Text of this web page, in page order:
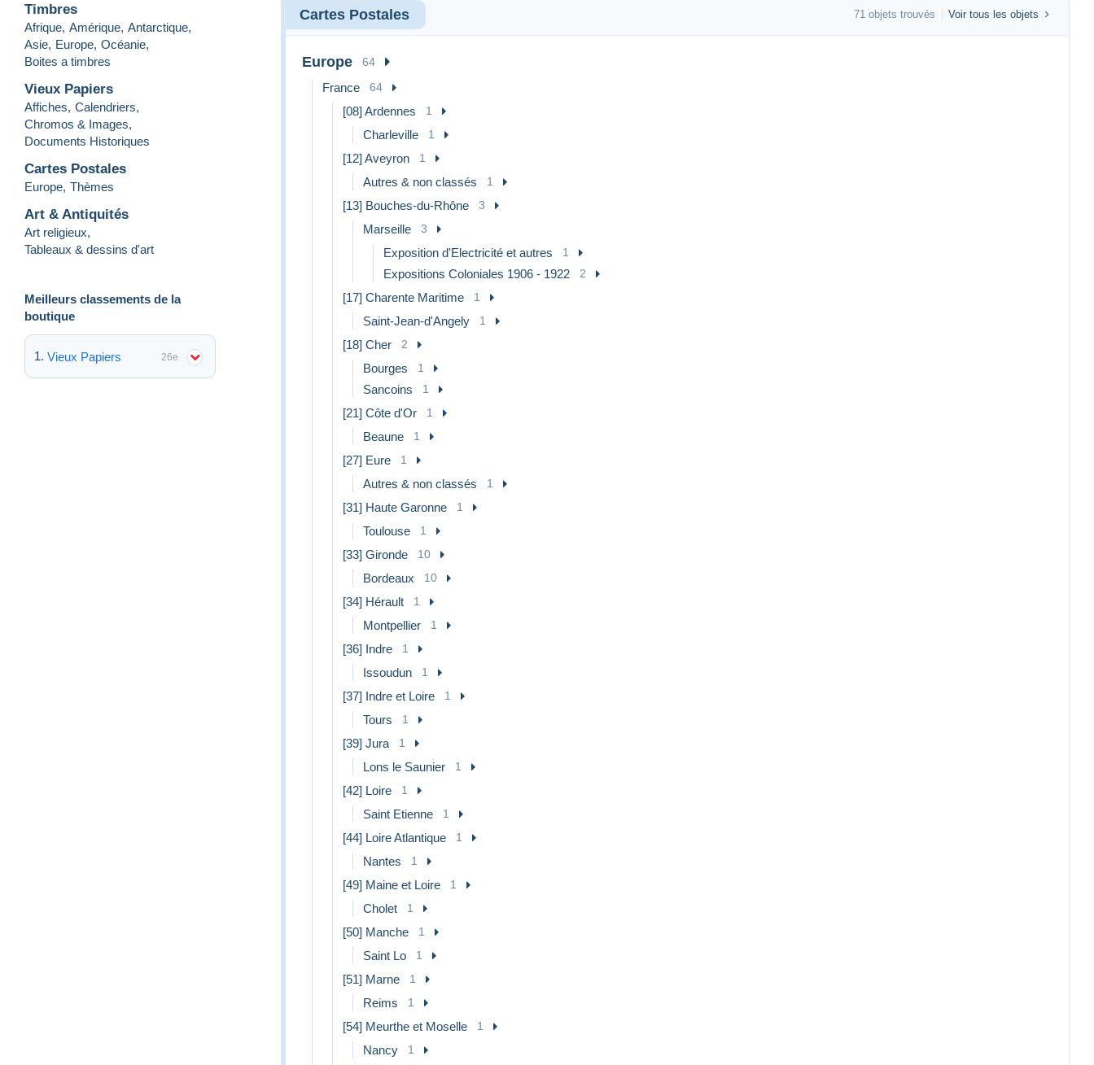
Timbres
Afrique, Amérique, Antarctique,
Asie, Europe, Océanie,
Boites a timbres
Vieux Papiers
Affiches, Calendriers,
Chromos & Images,
Documents Historiques
Cartes Postales
Europe, Thèmes
Art & Antiquités
Art religieux,
Tableaux & dessins d'art
Meilleurs classements de la
boutique
Vieux Papiers 26e
Cartes Postales 71 objets trouvés Voir tous les objets
Europe 64
France 64
[08] Ardennes 1
Charleville 1
[12] Aveyron 1
Autres & non classés 1
[13] Bouches-du-Rhône 3
Marseille 3
Exposition d'Electricité et autres 1
Expositions Coloniales 1906 - 1922 2
[17] Charente Maritime 1
Saint-Jean-d'Angely 1
[18] Cher 2
Bourges 1
Sancoins 1
[21] Côte d'Or 1
Beaune 1
[27] Eure 1
Autres & non classés 1
[31] Haute Garonne 1
Toulouse 1
[33] Gironde 10
Bordeaux 10
[34] Hérault 1
Montpellier 1
[36] Indre 1
Issoudun 1
[37] Indre et Loire 1
Tours 1
[39] Jura 1
Lons le Saunier 1
[42] Loire 1
Saint Etienne 1
[44] Loire Atlantique 1
Nantes 1
[49] Maine et Loire 1
Cholet 1
[50] Manche 1
Saint Lo 1
[51] Marne 1
Reims 1
[54] Meurthe et Moselle 1
Nancy 1